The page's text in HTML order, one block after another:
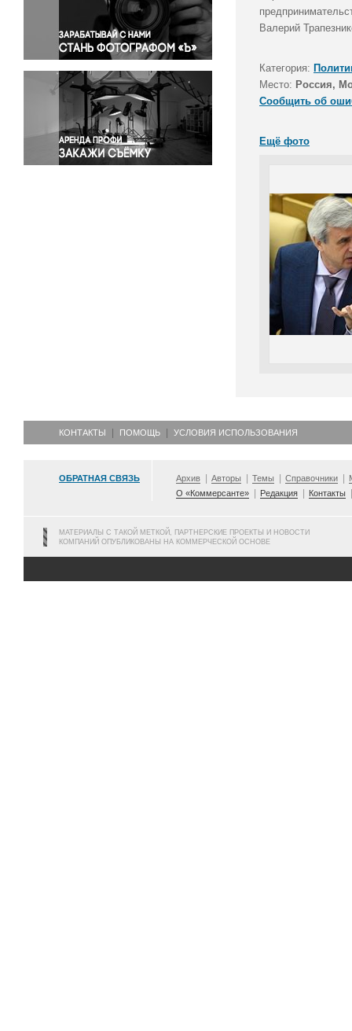
Правосудие
Происшествия и конфликты
Религия
Светская жизнь
Спорт
Экология
Экономика и бизнес
Валерий
Категория:
Место: Россия,
Сообщить об
Ещё фото
КОНТАКТЫ ПОМОЩЬ УСЛОВИЯ ИСПОЛЬЗОВАНИЯ
ОБРАТНАЯ СВЯЗЬ Архив Авторы Темы Справочники
О «Коммерсанте»
Редакция Контакты
МАТЕРИАЛЫ С ТАКОЙ МЕТКОЙ, ПАРТНЕРСКИЕ ПРОЕКТЫ И НОВОСТИ
КОМПАНИЙ ОПУБЛИКОВАНЫ НА КОММЕРЧЕСКОЙ ОСНОВЕ